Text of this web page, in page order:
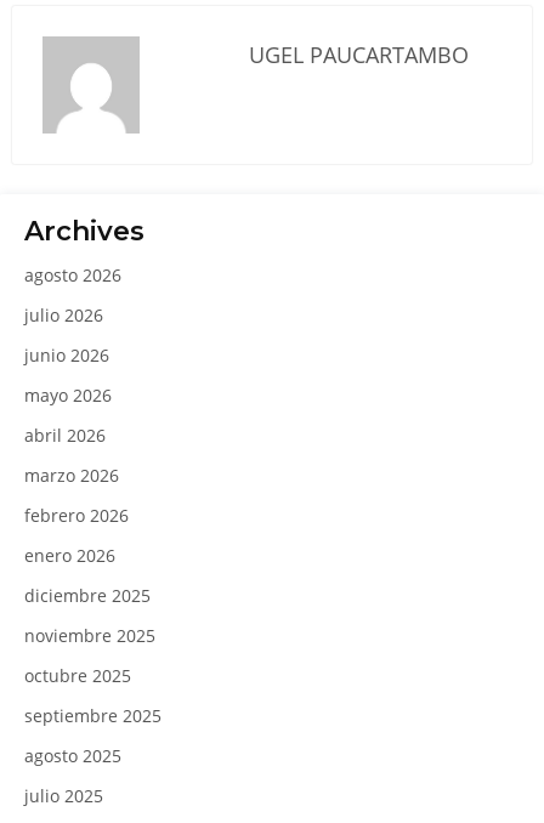
UGEL PAUCARTAMBO
Archives
agosto 2026
julio 2026
junio 2026
mayo 2026
abril 2026
marzo 2026
febrero 2026
enero 2026
diciembre 2025
noviembre 2025
octubre 2025
septiembre 2025
agosto 2025
julio 2025